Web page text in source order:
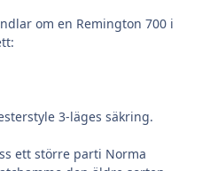
om en Remington 700 i
3-läges säkring.
ett större parti Norma